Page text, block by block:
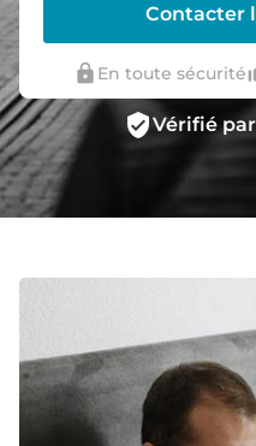
Contacter
lock En toute sécurité
verified_userVérifié par